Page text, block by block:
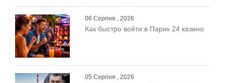
06 Серпня , 2026
Как быстро войти в Парик 24 казино
05 Серпня , 2026